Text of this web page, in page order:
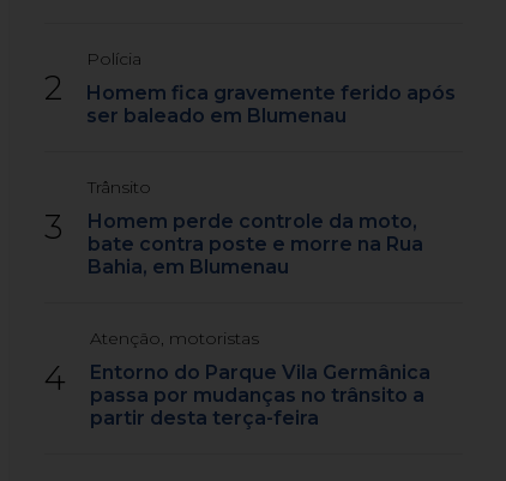
2
Polícia
Homem fica gravemente ferido após
ser baleado em Blumenau
3
Trânsito
Homem perde controle da moto,
bate contra poste e morre na Rua
Bahia, em Blumenau
4
Atenção, motoristas
Entorno do Parque Vila Germânica
passa por mudanças no trânsito a
partir desta terça-feira